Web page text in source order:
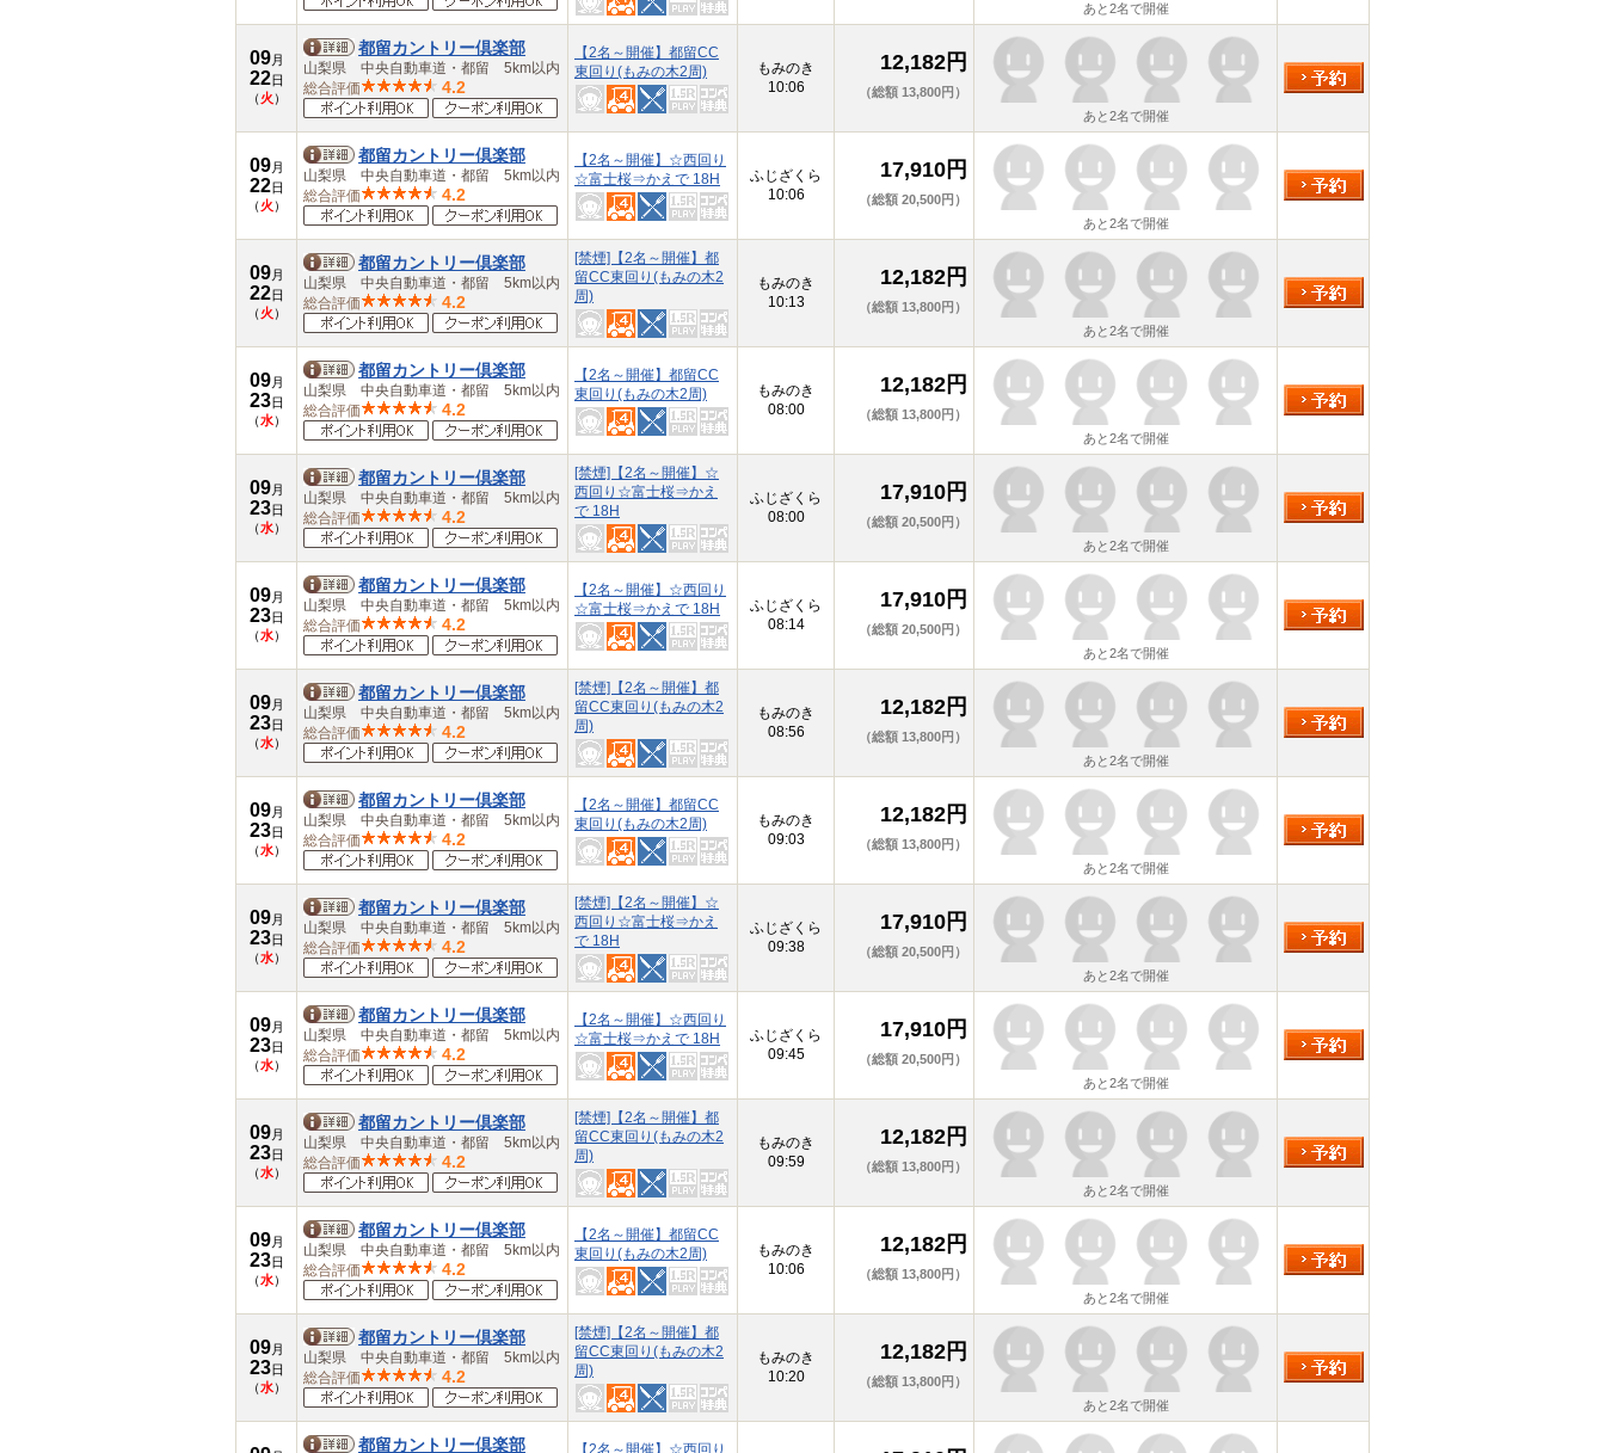
あと2名で開催
09月
22日
（ 火 ）
都留カントリー倶楽部
山梨県 中央自動車道・都留 5km以内
総合評価
4.2
【2名～開催】都留CC
東回り(もみの木2周)
もみのき
10:06
12,182円
（総額 13,800円）
あと2名で開催
09月
22日
（火）
都留カントリー倶楽部
山梨県 中央自動車道・都留 5km以内
総合評価
4.2
【2名～開催】☆西回り
☆富士桜⇒かえで 18H
ふじざくら
10:06
17,910円
（総額 20,500円）
あと2名で開催
09月
22日
（ 火 ）
都留カントリー倶楽部
山梨県 中央自動車道・都留 5km以内
総合評価
4.2
[禁煙]【2名～開催】都
留CC東回り(もみの木2
周)
もみのき
10:13
12,182円
（総額 13,800円）
あと2名で開催
09月
23日
（水）
都留カントリー倶楽部
山梨県 中央自動車道・都留 5km以内
総合評価
4.2
【2名～開催】都留CC
東回り(もみの木2周)
もみのき
08:00
12,182円
（総額 13,800円）
あと2名で開催
09月
23日
（水）
都留カントリー倶楽部
山梨県 中央自動車道・都留 5km以内
総合評価
4.2
[禁煙]【2名～開催】☆
西回り☆富士桜⇒かえ
で 18H
ふじざくら
08:00
17,910円
（総額 20,500円）
あと2名で開催
09月
23日
（水）
都留カントリー倶楽部
山梨県 中央自動車道・都留 5km以内
総合評価
4.2
【2名～開催】☆西回り
☆富士桜⇒かえで 18H
ふじざくら
08:14
17,910円
（総額 20,500円）
あと2名で開催
09月
23日
（水）
都留カントリー倶楽部
山梨県 中央自動車道・都留 5km以内
総合評価
4.2
[禁煙]【2名～開催】都
留CC東回り(もみの木2
周)
もみのき
08:56
12,182円
（総額 13,800円）
あと2名で開催
09月
23日
（水）
都留カントリー倶楽部
山梨県 中央自動車道・都留 5km以内
総合評価
4.2
【2名～開催】都留CC
東回り(もみの木2周)
もみのき
09:03
12,182円
（総額 13,800円）
あと2名で開催
09月
23日
（水）
都留カントリー倶楽部
山梨県 中央自動車道・都留 5km以内
総合評価
4.2
[禁煙]【2名～開催】☆
西回り☆富士桜⇒かえ
で 18H
ふじざくら
09:38
17,910円
（総額 20,500円）
あと2名で開催
09月
23日
（水）
都留カントリー倶楽部
山梨県 中央自動車道・都留 5km以内
総合評価
4.2
【2名～開催】☆西回り
☆富士桜⇒かえで 18H
ふじざくら
09:45
17,910円
（総額 20,500円）
あと2名で開催
09月
23日
（水）
都留カントリー倶楽部
山梨県 中央自動車道・都留 5km以内
総合評価
4.2
[禁煙]【2名～開催】都
留CC東回り(もみの木2
周)
もみのき
09:59
12,182円
（総額 13,800円）
あと2名で開催
09月
23日
（水）
都留カントリー倶楽部
山梨県 中央自動車道・都留 5km以内
総合評価
4.2
【2名～開催】都留CC
東回り(もみの木2周)
もみのき
10:06
12,182円
（総額 13,800円）
あと2名で開催
09月
23日
（水）
都留カントリー倶楽部
山梨県 中央自動車道・都留 5km以内
総合評価
4.2
[禁煙]【2名～開催】都
留CC東回り(もみの木2
周)
もみのき
10:20
12,182円
（総額 13,800円）
あと2名で開催
都留カントリー倶楽部 【2名～開催】☆西回り